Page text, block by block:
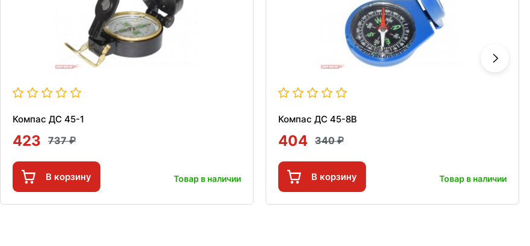
Компас ДС 45-1
423 737
В корзину Товар в наличии
Компас ДС 45-8В
404 340
В корзину Товар в наличии